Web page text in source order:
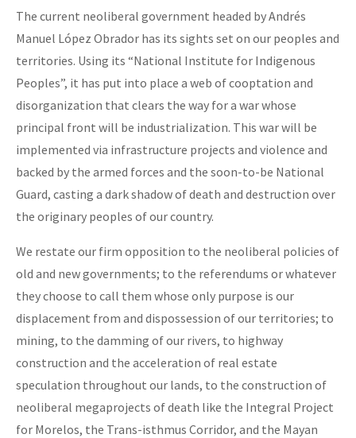
The current neoliberal government headed by Andrés
Manuel López Obrador has its sights set on our peoples and
territories. Using its “National Institute for Indigenous
Peoples”, it has put into place a web of cooptation and
disorganization that clears the way for a war whose
principal front will be industrialization. This war will be
implemented via infrastructure projects and violence and
backed by the armed forces and the soon-to-be National
Guard, casting a dark shadow of death and destruction over
the originary peoples of our country.
We restate our firm opposition to the neoliberal policies of
old and new governments; to the referendums or whatever
they choose to call them whose only purpose is our
displacement from and dispossession of our territories; to
mining, to the damming of our rivers, to highway
construction and the acceleration of real estate
speculation throughout our lands, to the construction of
neoliberal megaprojects of death like the Integral Project
for Morelos, the Trans-isthmus Corridor, and the Mayan